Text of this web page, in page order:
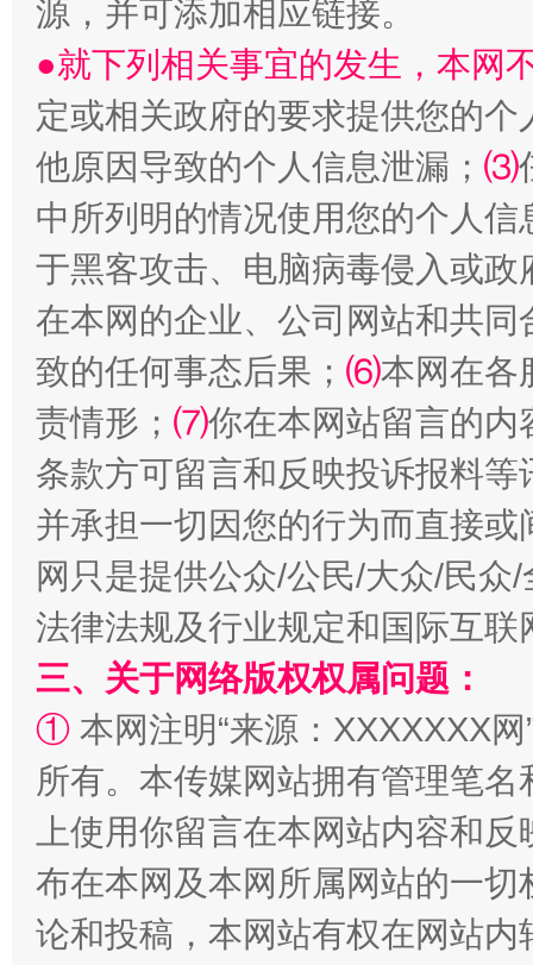
站台名比不上好声名
漫山遍野的桃花与雪山、麦地、白藏房 除
源，并可添加相应链接。
●就下列相关事宜的发生，本网
定或相关政府的要求提供您的个
他原因导致的个人信息泄漏； ⑶
中所列明的情况使用您的个人
于黑客攻击、电脑病毒侵入或
在本网的企业、公司网站和共
致的任何事态后果； ⑹本网在各
责情形； ⑺你在本网站留言的内
条款方可留言和反映投诉报料
并承担一切因您的行为而直接
网只是提供公众/公民/大众/民
法律法规及行业规定和国际互
三、关于网络版权权属问题：
① 本网注明“来源：XXXXXXX
所有。本传媒网站拥有管理笔
上使用你留言在本网站内容和
布在本网及本网所属网站的一
论和投稿，本网站有权在网站